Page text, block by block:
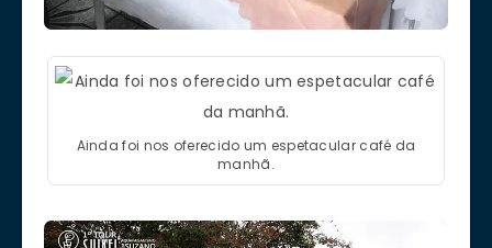
Ainda foi nos oferecido um espetacular café da
manhã.